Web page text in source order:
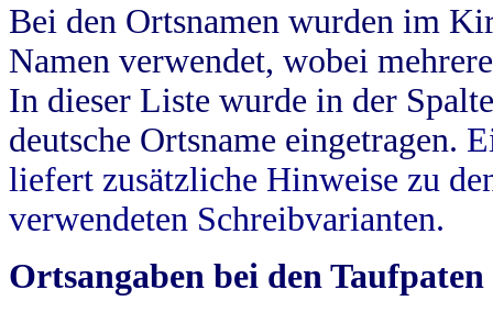
Bei den Ortsnamen wurden im
Namen verwendet, wobei
In dieser Liste wurde in der
deutsche Ortsname eingetragen.
liefert zusätzliche Hinweise zu
verwendeten Schreibvarianten.
Ortsangaben bei den Taufpaten